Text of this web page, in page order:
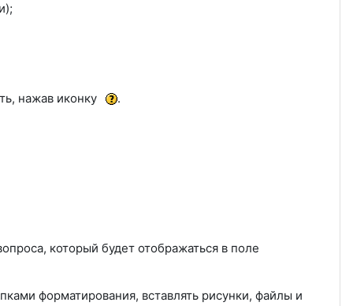
нажав иконку
.
который будет отображаться в поле
форматирования, вставлять рисунки, файлы и